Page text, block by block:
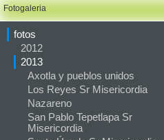
Fotogaleria
fotos
2012
2013
Axotla y pueblos unidos
Los Reyes Sr Misericordia
Nazareno
San Pablo Tepetlapa Sr
Misericordia